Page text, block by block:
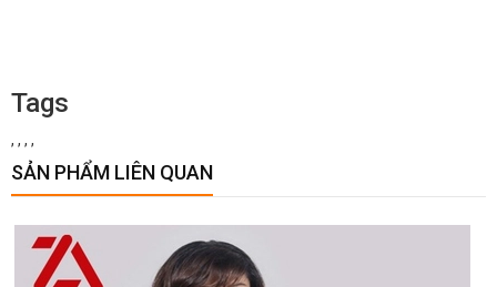
Tags
, , , ,
SẢN PHẨM LIÊN QUAN